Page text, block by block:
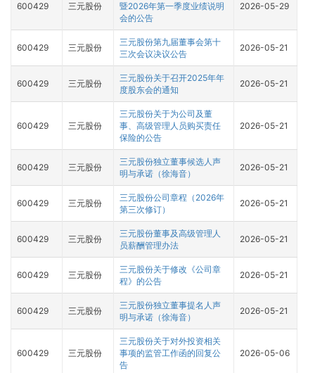
600429 三元股份
暨2026年第一季度业绩说明
会的公告
2026-05-29
600429 三元股份
三元股份第九届董事会第十
三次会议决议公告
2026-05-21
600429 三元股份
三元股份关于召开2025年年
度股东会的通知
2026-05-21
600429 三元股份
三元股份关于为公司及董
事、高级管理人员购买责任
保险的公告
2026-05-21
600429 三元股份
三元股份独立董事候选人声
明与承诺（徐海音）
2026-05-21
600429 三元股份
三元股份公司章程（2026年
第三次修订）
2026-05-21
600429 三元股份
三元股份董事及高级管理人
员薪酬管理办法
2026-05-21
600429 三元股份
三元股份关于修改《公司章
程》的公告
2026-05-21
600429 三元股份
三元股份独立董事提名人声
明与承诺（徐海音）
2026-05-21
600429 三元股份
三元股份关于对外投资相关
事项的监管工作函的回复公
告
2026-05-06